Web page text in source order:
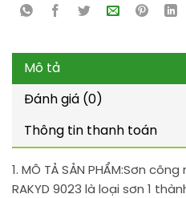
Mô tả
Đánh giá (0)
Thông tin thanh toán
1. MÔ TẢ SẢN PHẨM:Sơn công
RAKYD 9023 là loại sơn 1